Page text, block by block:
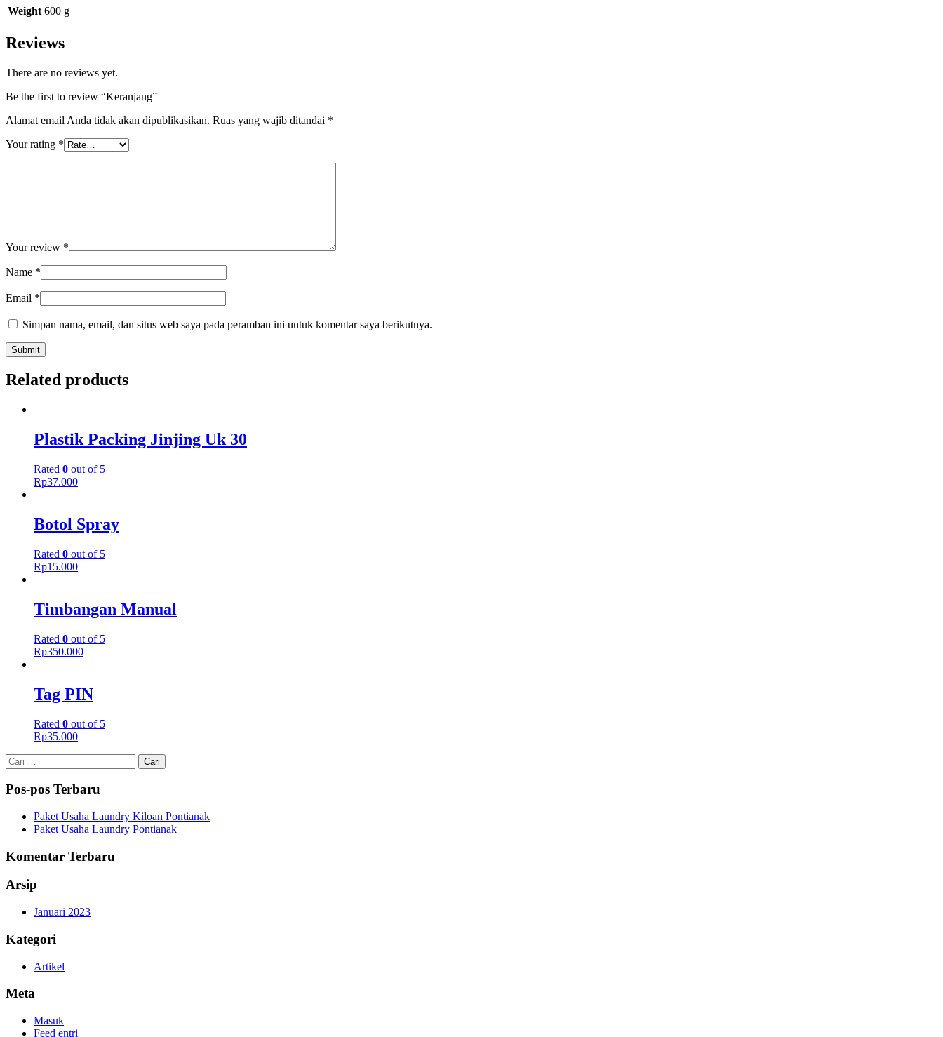
Weight 600 g
Reviews
There are no reviews yet.
Be the first to review “Keranjang”
Alamat email Anda tidak akan dipublikasikan. Ruas yang wajib ditandai *
Your rating *
Your review *
Name *
Email *
Simpan nama, email, dan situs web saya pada peramban ini untuk komentar saya berikutnya.
Related products
Plastik Packing Jinjing Uk 30
Rated 0 out of 5
Rp37.000
Botol Spray
Rated 0 out of 5
Rp15.000
Timbangan Manual
Rated 0 out of 5
Rp350.000
Tag PIN
Rated 0 out of 5
Rp35.000
Cari
untuk:
Pos-pos Terbaru
Paket Usaha Laundry Kiloan Pontianak
Paket Usaha Laundry Pontianak
Komentar Terbaru
Arsip
Januari 2023
Kategori
Artikel
Meta
Masuk
Feed entri